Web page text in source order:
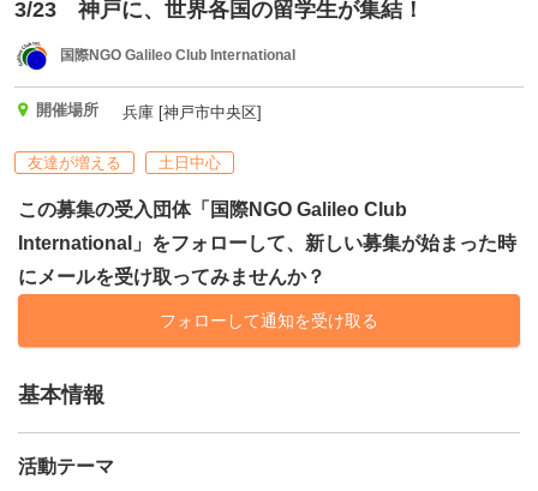
3/23 神戸に、世界各国の留学生が集結！
国際NGO Galileo Club International
開催場所 兵庫 [神戸市中央区]
友達が増える 土日中心
この募集の受入団体「国際NGO Galileo Club
International」をフォローして、新しい募集が始まった時
にメールを受け取ってみませんか？
フォローして通知を受け取る
基本情報
活動テーマ